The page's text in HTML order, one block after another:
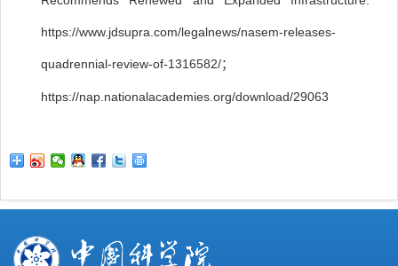
https://www.jdsupra.com/legalnews/nasem-releases-
quadrennial-review-of-1316582/；
https://nap.nationalacademies.org/download/29063